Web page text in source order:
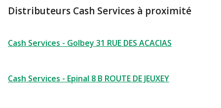
Distributeurs Cash Services à proximité
Cash Services - Golbey 31 RUE DES ACACIAS
Cash Services - Epinal 8 B ROUTE DE JEUXEY